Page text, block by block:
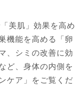
美肌」効果を高め
機能を高める「卵
、シミの改善に効
ど、身体の内側を
ケア」をご覧くだ